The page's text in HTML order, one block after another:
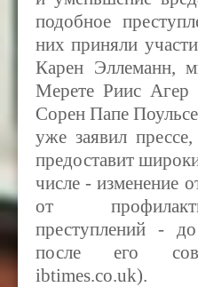
подобное
них приняли
Карен Эллеманн,
Мерете Риис
Сорен Папе
уже заявил
предоставит
числе - изменение
от
преступлений -
после его
ibtimes.co.uk).